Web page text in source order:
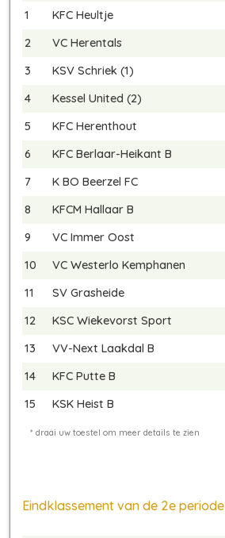
1 KFC Heultje
2
VC Herentals
3
KSV Schriek (1)
4
Kessel United (2)
5
KFC Herenthout
6
KFC Berlaar-Heikant B
7
K BO Beerzel FC
8
KFCM Hallaar B
9
VC Immer Oost
10
VC Westerlo Kemphanen
11
SV Grasheide
12
KSC Wiekevorst Sport
13
VV-Next Laakdal B
14
KFC Putte B
15
KSK Heist B
Eindklassement van de 2e periode